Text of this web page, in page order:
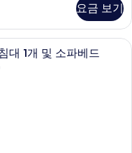
요금 보기
엄 스튜디오 스위트, 킹사이즈
대 1개 및 소파베드